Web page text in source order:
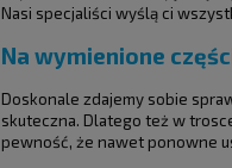
Nasi specjaliści wyślą ci
Na wymienione
Doskonale zdajemy sobie
skuteczna. Dlatego też w
pewność, że nawet ponowne